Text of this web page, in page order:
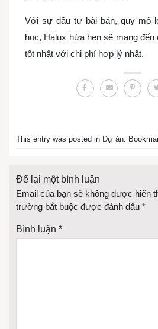
Với sự đầu tư bài bản, quy mô
học, Halux hứa hẹn sẽ mang
tốt nhất với chi phí hợp lý nhất.
This entry was posted in Dự án .
Để lại một bình luận
Email của bạn sẽ không được hiển
trường bắt buộc được đánh dấu *
Bình luận *